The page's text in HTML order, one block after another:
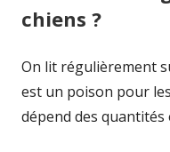
chiens ?
On lit régulièrement
est un poison pour
dépend des quantités